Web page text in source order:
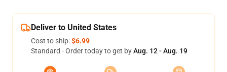
Deliver to United States
Cost to ship:$6.99
Standard - Order today to get byAug. 12 - Aug. 19